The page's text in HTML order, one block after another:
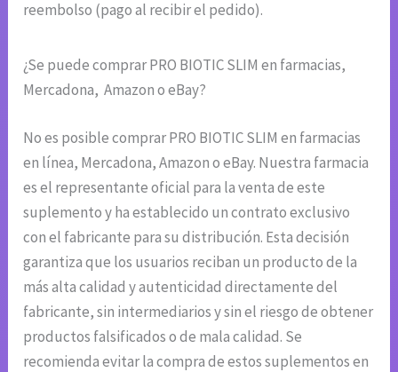
reembolso (pago al recibir el pedido).
¿Se puede comprar PRO BIOTIC SLIM en farmacias,
Mercadona, Amazon o eBay?
No es posible comprar PRO BIOTIC SLIM en farmacias
en línea, Mercadona, Amazon o eBay. Nuestra farmacia
es el representante oficial para la venta de este
suplemento y ha establecido un contrato exclusivo
con el fabricante para su distribución. Esta decisión
garantiza que los usuarios reciban un producto de la
más alta calidad y autenticidad directamente del
fabricante, sin intermediarios y sin el riesgo de obtener
productos falsificados o de mala calidad. Se
recomienda evitar la compra de estos suplementos en